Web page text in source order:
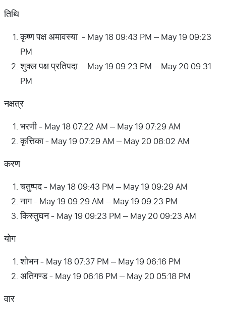
तिथि
कृष्ण पक्ष अमावस्या - May 18 09:43 PM – May 19 09:23
PM
शुक्ल पक्ष प्रतिपदा - May 19 09:23 PM – May 20 09:31
PM
नक्षत्र
भरणी - May 18 07:22 AM – May 19 07:29 AM
कृत्तिका - May 19 07:29 AM – May 20 08:02 AM
करण
चतुष्पद - May 18 09:43 PM – May 19 09:29 AM
नाग - May 19 09:29 AM – May 19 09:23 PM
किस्तुघन - May 19 09:23 PM – May 20 09:23 AM
योग
शोभन - May 18 07:37 PM – May 19 06:16 PM
अतिगण्ड - May 19 06:16 PM – May 20 05:18 PM
वार